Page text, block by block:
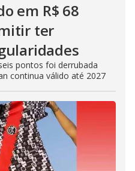
em R$ 68
ter
pontos foi derrubada
continua válido até 2027